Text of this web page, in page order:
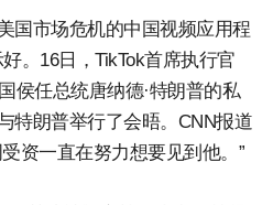
国市场危机的中国视频应用程
。16日，TikTok首席执行官
侯任总统唐纳德·特朗普的私
特朗普举行了会晤。CNN报道
资一直在努力想要见到他。”